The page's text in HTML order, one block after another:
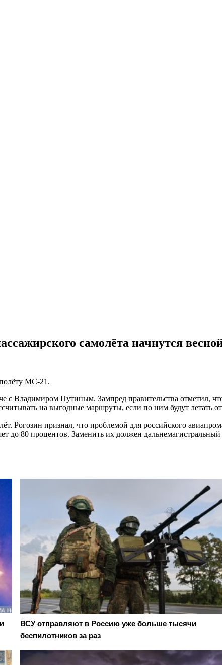
самолёта начнутся
МС-21.
Владимиром Путиным. Зампред правительства отметил,
на выгодные маршруты, если по ним будут летать
признал, что проблемой для российского
до 80 процентов. Заменить их должен
ВСУ отправляют в Россию уже больше тысячи
беспилотников за раз